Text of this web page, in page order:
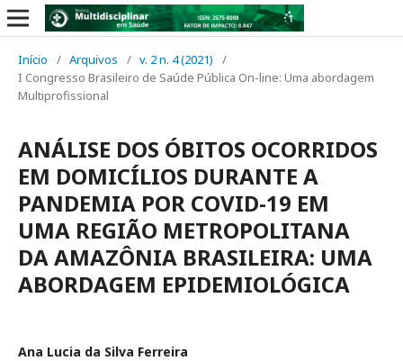
Início / Arquivos / v. 2 n. 4 (2021)
/
I Congresso Brasileiro de Saúde Pública On-line: Uma abordagem
Multiprofissional
ANÁLISE DOS ÓBITOS OCORRIDOS
EM DOMICÍLIOS DURANTE A
PANDEMIA POR COVID-19 EM
UMA REGIÃO METROPOLITANA
DA AMAZÔNIA BRASILEIRA: UMA
ABORDAGEM EPIDEMIOLÓGICA
Ana Lucia da Silva Ferreira